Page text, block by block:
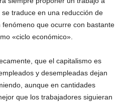
traduce en una reducción de
que ocurre con bastante
«ciclo económico».
que el capitalismo es
y desempleadas dejan
aunque en cantidades
que los trabajadores siguieran